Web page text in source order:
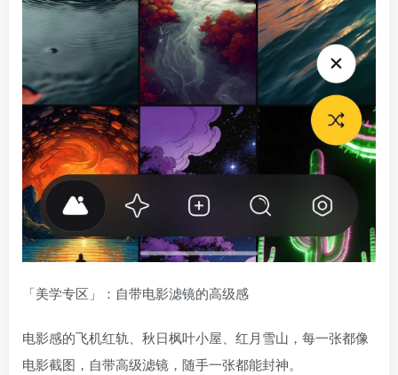
「美学专区」：自带电影滤镜的高级感
电影感的飞机红轨、秋日枫叶小屋、红月雪山，每一张都像
电影截图，自带高级滤镜，随手一张都能封神。